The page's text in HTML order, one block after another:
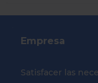
Empresa
Satisfacer las